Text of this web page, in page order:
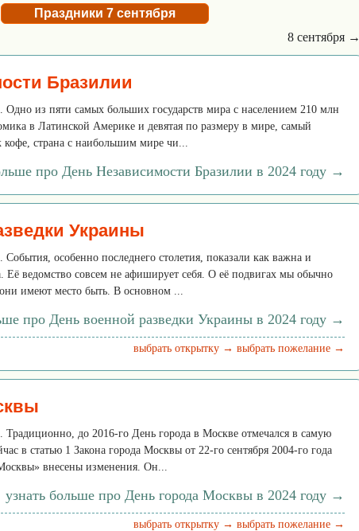
Праздники 7 сентября
8 сентября →
Бразилии
Одно из пяти самых больших государств мира с населением 210 млн
в Латинской Америке и девятая по размеру в мире, самый
страна с наибольшим мире чи...
про День Независимости Бразилии в 2024 году →
Украины
События, особенно последнего столетия, показали как важна и
Её ведомство совсем не афиширует себя. О её подвигах мы обычно
имеют место быть. В основном ...
про День военной разведки Украины в 2024 году →
выбрать открытку → выбрать пожелание →
Традиционно, до 2016-го День города в Москве отмечался в самую
в статью 1 Закона города Москвы от 22-го сентября 2004-го года
внесены изменения. Он...
узнать больше про День города Москвы в 2024 году →
выбрать открытку → выбрать пожелание →